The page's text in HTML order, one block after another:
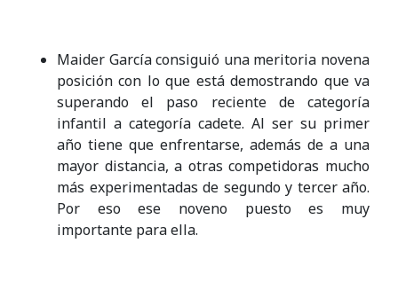
Maider García consiguió una meritoria novena
posición con lo que está demostrando que va
superando el paso reciente de categoría
infantil a categoría cadete. Al ser su primer
año tiene que enfrentarse, además de a una
mayor distancia, a otras competidoras mucho
más experimentadas de segundo y tercer año.
Por eso ese noveno puesto es muy
importante para ella.